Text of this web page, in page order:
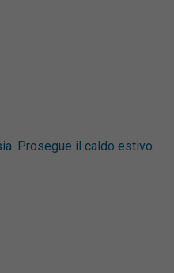
Prosegue il caldo estivo.